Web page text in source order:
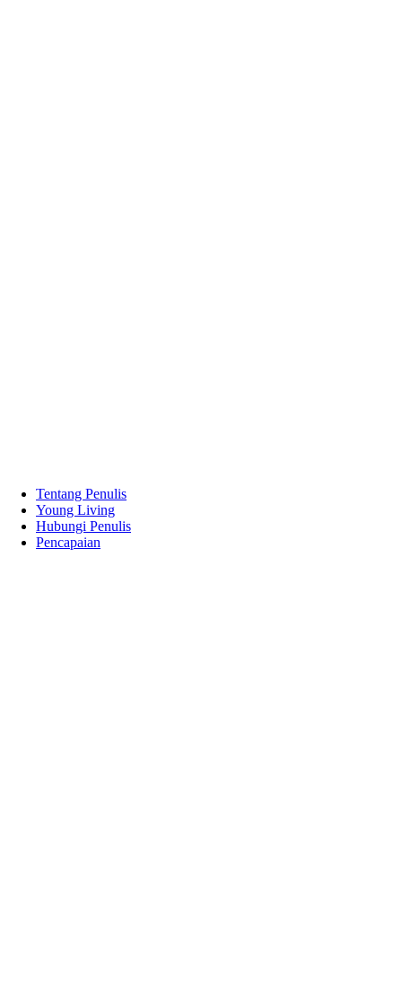
Tentang Penulis
Young Living
Hubungi Penulis
Pencapaian